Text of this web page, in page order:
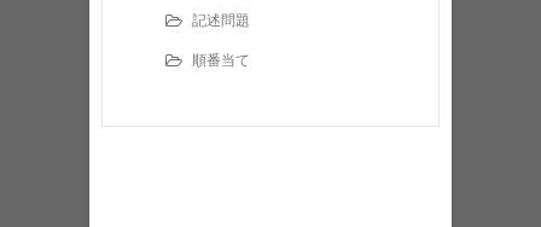
記述問題
順番当て